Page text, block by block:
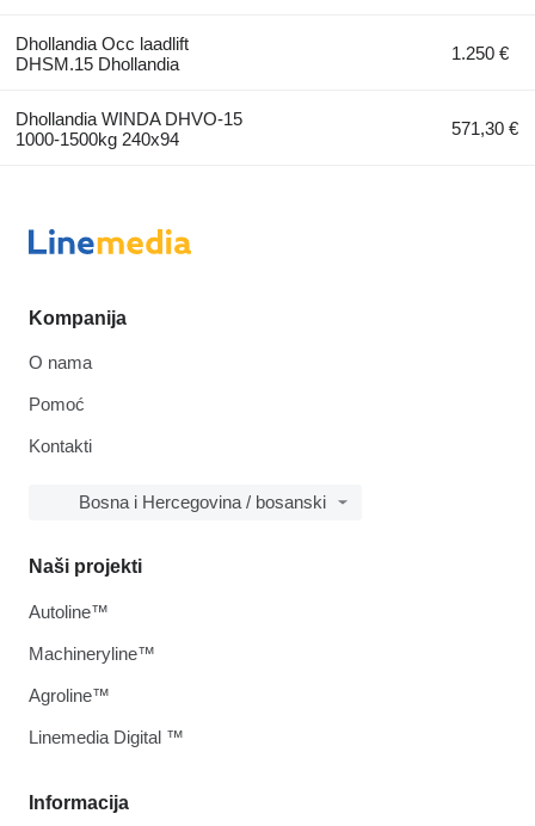
Dhollandia Occ laadlift
DHSM.15 Dhollandia
1.250 €
Dhollandia WINDA DHVO-15
1000-1500kg 240x94
571,30 €
Kompanija
O nama
Pomoć
Kontakti
Bosna i Hercegovina / bosanski
Informacija
Naši projekti
Autoline™
Machineryline™
Agroline™
Linemedia Digital ™